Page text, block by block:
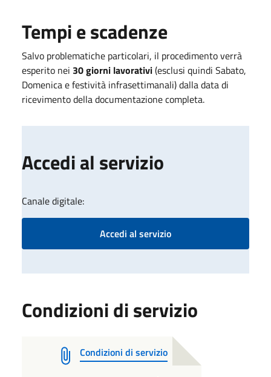
Tempi e scadenze
Salvo problematiche particolari, il procedimento verrà
esperito nei 30 giorni lavorativi(esclusi quindi Sabato,
Domenica e festività infrasettimanali) dalla data di
ricevimento della documentazione completa.
Accedi al servizio
Canale digitale:
Accedi al servizio
Condizioni di servizio
Condizioni di servizio